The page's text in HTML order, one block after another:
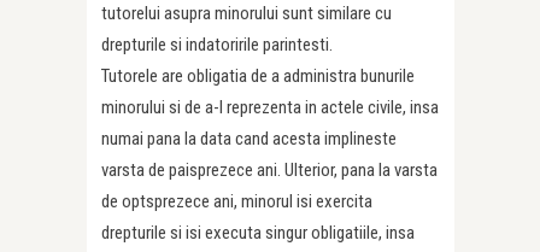
tutorelui asupra minorului sunt similare cu
drepturile si indatoririle parintesti.
Tutorele are obligatia de a administra bunurile
minorului si de a-l reprezenta in actele civile, insa
numai pana la data cand acesta implineste
varsta de paisprezece ani. Ulterior, pana la varsta
de optsprezece ani, minorul isi exercita
drepturile si isi executa singur obligatiile, insa